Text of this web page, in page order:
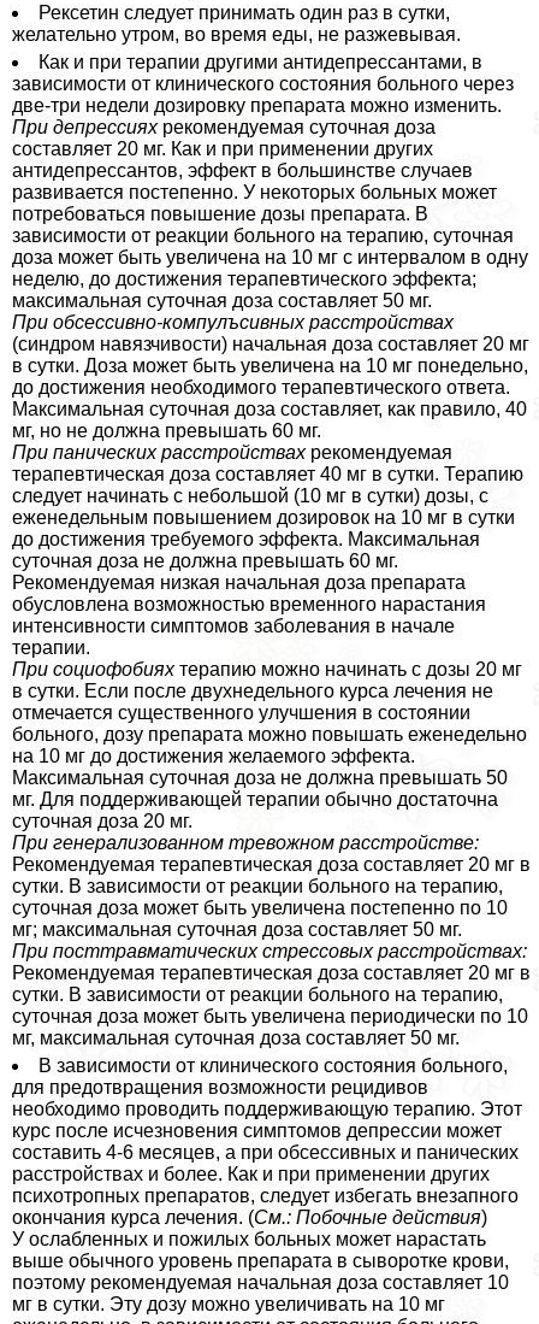
Рексетин следует принимать один раз в сутки,
желательно утром, во время еды, не разжевывая.
Как и при терапии другими антидепрессантами, в
зависимости от клинического состояния больного через
две-три недели дозировку препарата можно изменить.
При депрессияхрекомендуемая суточная доза
составляет 20 мг. Как и при применении других
антидепрессантов, эффект в большинстве случаев
развивается постепенно. У некоторых больных может
потребоваться повышение дозы препарата. В
зависимости от реакции больного на терапию, суточная
доза может быть увеличена на 10 мг с интервалом в одну
неделю, до достижения терапевтического эффекта;
максимальная суточная доза составляет 50 мг.
При обсессивно-компулъсивных расстройствах
(синдром навязчивости) начальная доза составляет 20 мг
в сутки. Доза может быть увеличена на 10 мг понедельно,
до достижения необходимого терапевтического ответа.
Максимальная суточная доза составляет, как правило, 40
мг, но не должна превышать 60 мг.
При панических расстройствахрекомендуемая
терапевтическая доза составляет 40 мг в сутки. Терапию
следует начинать с небольшой (10 мг в сутки) дозы, с
еженедельным повышением дозировок на 10 мг в сутки
до достижения требуемого эффекта. Максимальная
суточная доза не должна превышать 60 мг.
Рекомендуемая низкая начальная доза препарата
обусловлена возможностью временного нарастания
интенсивности симптомов заболевания в начале
терапии.
При социофобияхтерапию можно начинать с дозы 20 мг
в сутки. Если после двухнедельного курса лечения не
отмечается существенного улучшения в состоянии
больного, дозу препарата можно повышать еженедельно
на 10 мг до достижения желаемого эффекта.
Максимальная суточная доза не должна превышать 50
мг. Для поддерживающей терапии обычно достаточна
суточная доза 20 мг.
При генерализованном тревожном расстройстве:
Рекомендуемая терапевтическая доза составляет 20 мг в
сутки. В зависимости от реакции больного на терапию,
суточная доза может быть увеличена постепенно по 10
мг; максимальная суточная доза составляет 50 мг.
При посттравматических стрессовых расстройствах:
Рекомендуемая терапевтическая доза составляет 20 мг в
сутки. В зависимости от реакции больного на терапию,
суточная доза может быть увеличена периодически по 10
мг, максимальная суточная доза составляет 50 мг.
В зависимости от клинического состояния больного,
для предотвращения возможности рецидивов
необходимо проводить поддерживающую терапию. Этот
курс после исчезновения симптомов депрессии может
составить 4-6 месяцев, а при обсессивных и панических
расстройствах и более. Как и при применении других
психотропных препаратов, следует избегать внезапного
окончания курса лечения. (См.: Побочные действия)
У ослабленных и пожилых больных может нарастать
выше обычного уровень препарата в сыворотке крови,
поэтому рекомендуемая начальная доза составляет 10
мг в сутки. Эту дозу можно увеличивать на 10 мг